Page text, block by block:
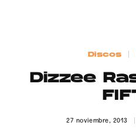
Discos
Dizzee
27 noviembre, 2013